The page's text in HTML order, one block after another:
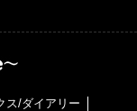
ス/ダイアリー